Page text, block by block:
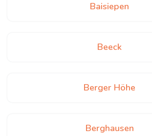
Baisiepen
Beeck
Berger Höhe
Berghausen